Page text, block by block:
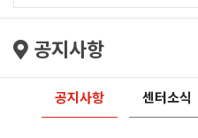
2026년 원주장애인자립생활
2026년 중증장애인동료상담사
공지사항
공지사항 센터소식